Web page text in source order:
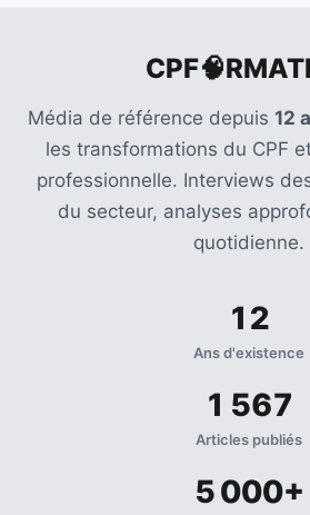
Média de référence depuis 12
les transformations du CPF
professionnelle. Interviews
du secteur, analyses
quotidienne.
12
Ans d'existence
1 567
Articles publiés
5 000+